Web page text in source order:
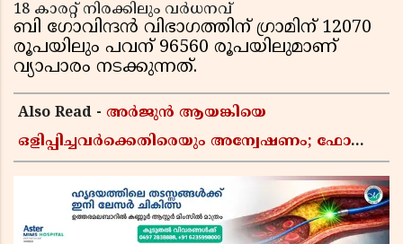
18 കാരറ്റ് നിരക്കിലും വര്‍ധനവ്
ബി ഗോവിന്ദന്‍ വിഭാഗത്തിന് ഗ്രാമിന് 12070
രൂപയിലും പവന് 96560 രൂപയിലുമാണ്
വ്യാപാരം നടക്കുന്നത്.
Also Read - അർജുൻ ആയങ്കിയെ
ഒളിപ്പിച്ചവർക്കെതിരെയും അന്വേഷണം; ഫോൺ
പൊലീസ്